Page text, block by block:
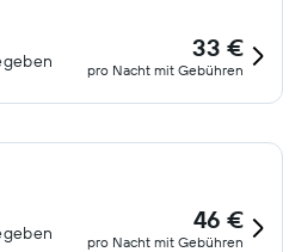
33 €
pro Nacht mit Gebühren
46 €
pro Nacht mit Gebühren